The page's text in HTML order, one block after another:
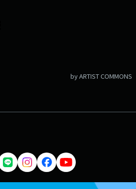
by ARTIST COMMONS